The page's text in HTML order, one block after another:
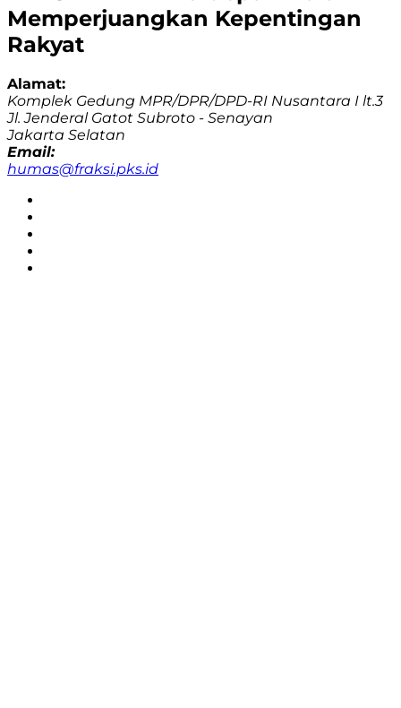
Memperjuangkan Kepentingan
Rakyat
Alamat:
Komplek Gedung MPR/DPR/DPD-RI Nusantara I lt.3
Jl. Jenderal Gatot Subroto - Senayan
Jakarta Selatan
Email:
humas@fraksi.pks.id